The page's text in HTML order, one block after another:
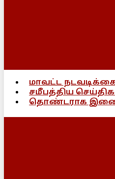
மாவட்ட
சமீபத்திய
தொண்டராக